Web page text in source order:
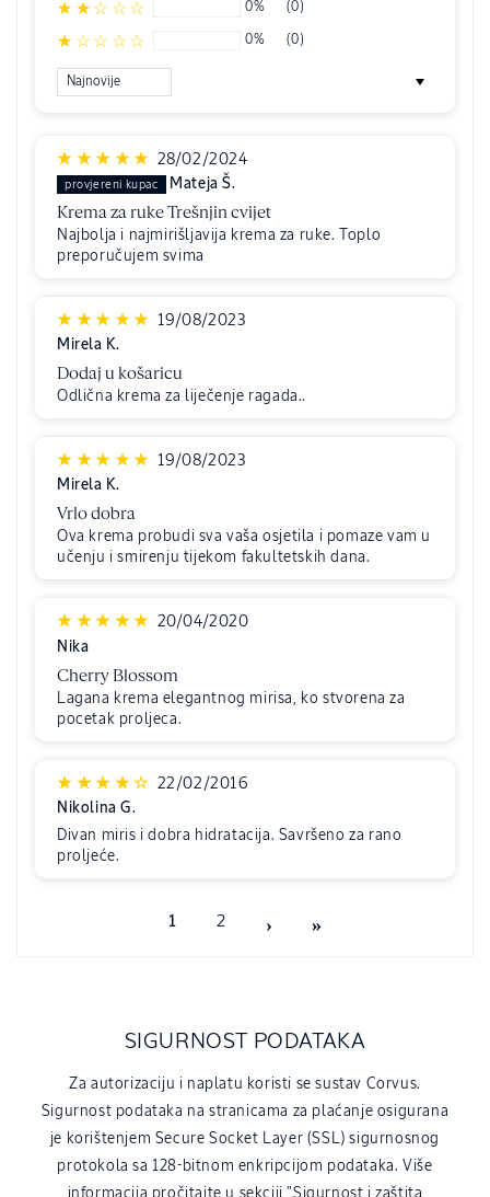
0% (0)
0% (0)
Sort by
28/02/2024
Mateja Š.
Krema za ruke Trešnjin cvijet
Najbolja i najmirišljavija krema za ruke. Toplo
preporučujem svima
19/08/2023
Mirela K.
Dodaj u košaricu
Odlična krema za liječenje ragada..
19/08/2023
Mirela K.
Vrlo dobra
Ova krema probudi sva vaša osjetila i pomaze vam u
učenju i smirenju tijekom fakultetskih dana.
20/04/2020
Nika
Cherry Blossom
Lagana krema elegantnog mirisa, ko stvorena za
pocetak proljeca.
22/02/2016
Nikolina G.
Divan miris i dobra hidratacija. Savršeno za rano
proljeće.
1 2
SIGURNOST PODATAKA
Za autorizaciju i naplatu koristi se sustav Corvus.
Sigurnost podataka na stranicama za plaćanje osigurana
je korištenjem Secure Socket Layer (SSL) sigurnosnog
protokola sa 128-bitnom enkripcijom podataka. Više
informacija pročitajte u sekciji "Sigurnost i zaštita